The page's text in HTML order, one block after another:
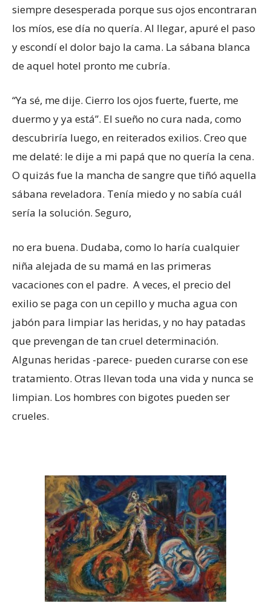
siempre desesperada porque sus ojos encontraran
los míos, ese día no quería. Al llegar, apuré el paso
y escondí el dolor bajo la cama. La sábana blanca
de aquel hotel pronto me cubría.
“Ya sé, me dije. Cierro los ojos fuerte, fuerte, me
duermo y ya está”. El sueño no cura nada, como
descubriría luego, en reiterados exilios. Creo que
me delaté: le dije a mi papá que no quería la cena.
O quizás fue la mancha de sangre que tiñó aquella
sábana reveladora. Tenía miedo y no sabía cuál
sería la solución. Seguro,
no era buena. Dudaba, como lo haría cualquier
niña alejada de su mamá en las primeras
vacaciones con el padre. A veces, el precio del
exilio se paga con un cepillo y mucha agua con
jabón para limpiar las heridas, y no hay patadas
que prevengan de tan cruel determinación.
Algunas heridas -parece- pueden curarse con ese
tratamiento. Otras llevan toda una vida y nunca se
limpian. Los hombres con bigotes pueden ser
crueles.